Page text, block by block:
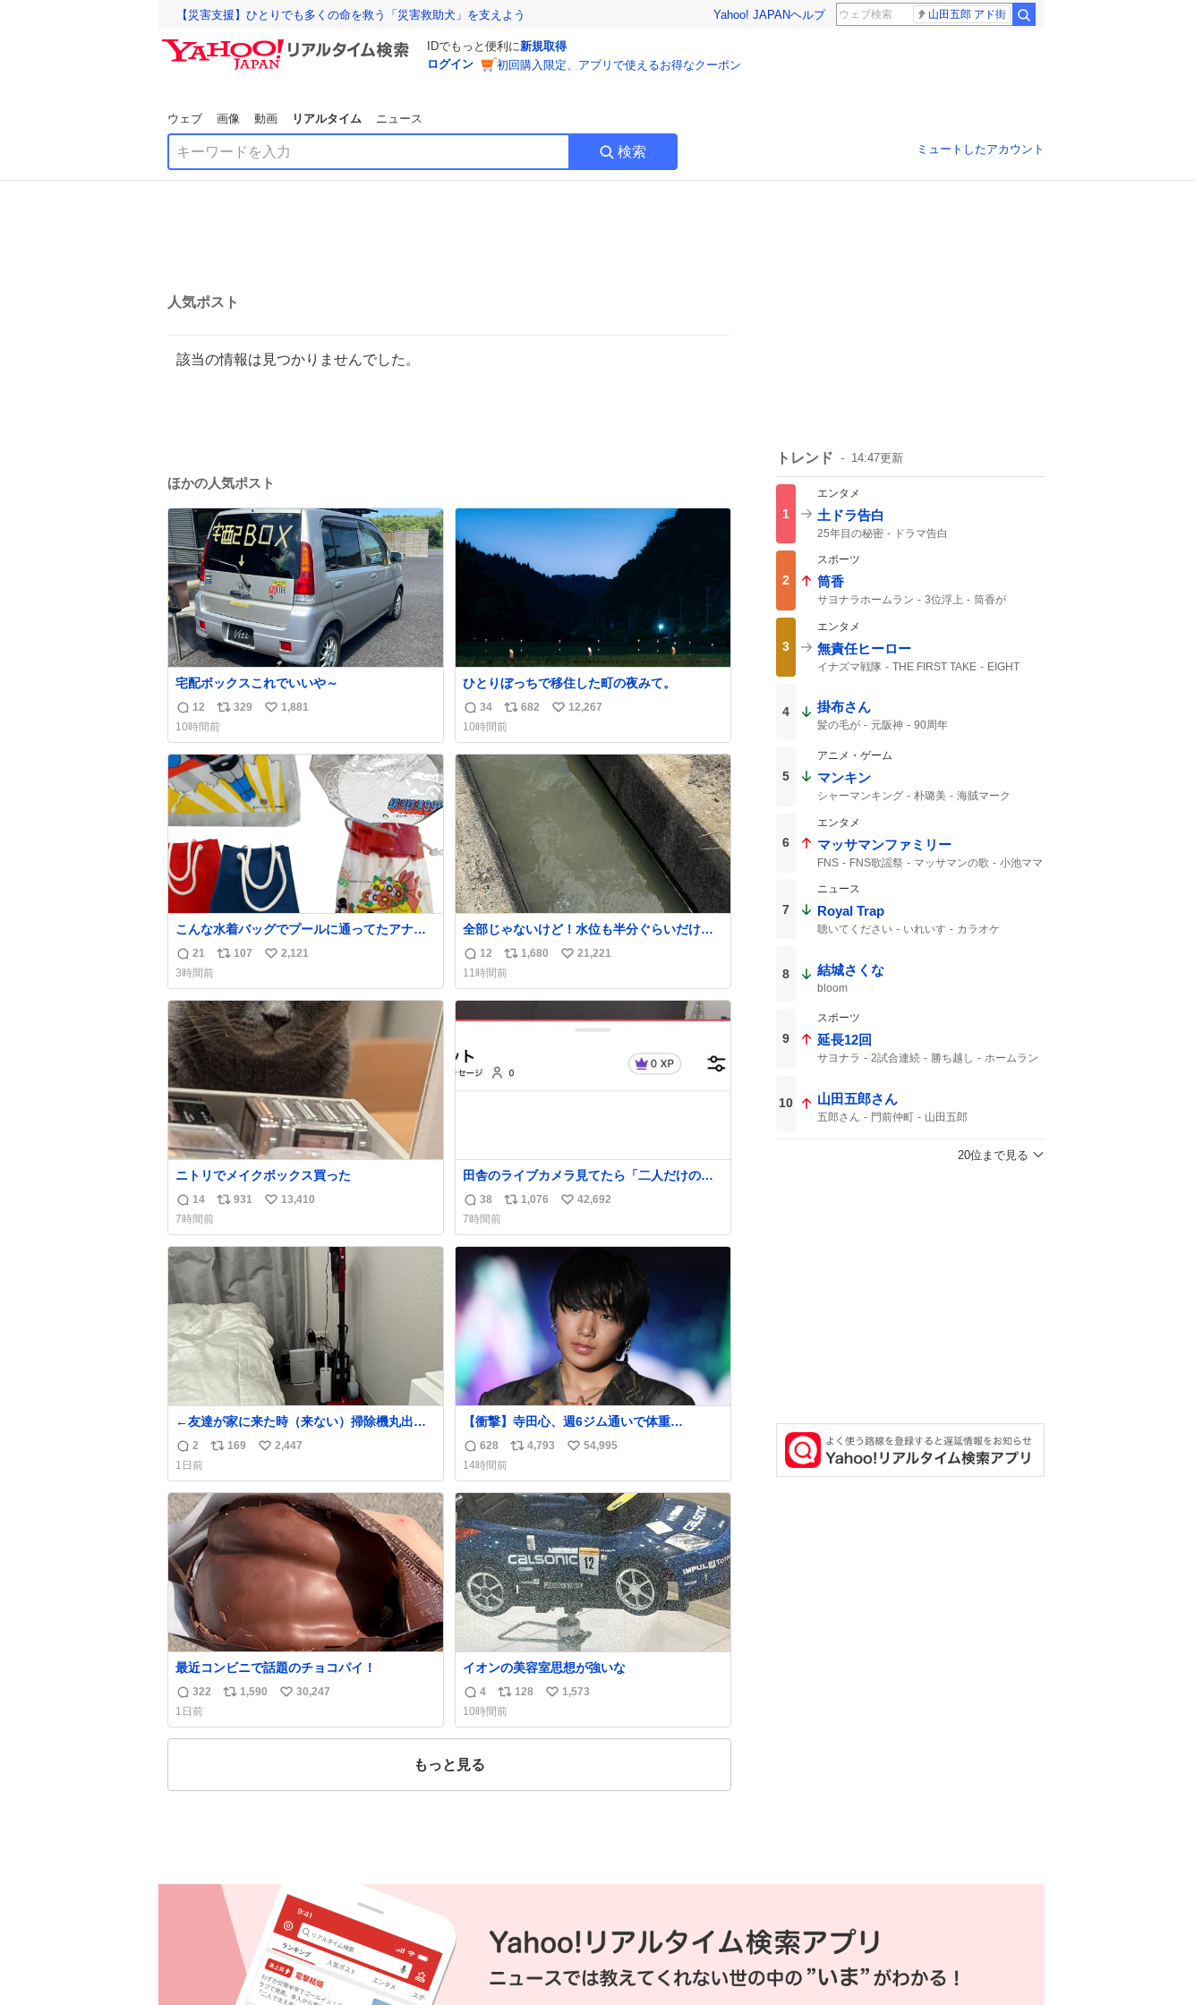
【災害支援】ひとりでも多くの命を救う「災害救助犬」を支えよう Yahoo! JAPANヘルプ 山田五郎 アド街
IDでもっと便利に新規取得
ログイン
初回購入限定、アプリで使えるお得なクーポン
ウェブ 画像 動画 リアルタイム ニュース
検索 ミュートしたアカウント
人気ポスト
該当の情報は見つかりませんでした。
ほかの人気ポスト
宅配ボックスこれでいいや～
返
信
数
12
リ
ポ
ス
ト
数
329
い
ね
数
1,881
10時間前
ひとりぼっちで移住した町の夜みて。
返
信
数
34
リ
ポ
ス
682
い
ね
数
12,267
10時間前
こんな水着バッグでプールに通ってたアナ
タ、完全なる同世代（笑） #70年代 #80年
代 #昭和レトロ
返
信
数
21
リ
ス
ト
数
107
い
ね
数
2,121
3時間前
全部じゃないけど！水位も半分ぐらいだけ
ど！水が来はじめたよ！！！ 作業してくれた
方々ありがとーーー
ー！！！！！！！！！！！！！！！！！！！
！！！！！！！
返
信
数
12
リ
ポ
ス
ト
1,680
い
ね
数
21,221
11時間前
ニトリでメイクボックス買った
返
信
数
14
リ
ス
数
931
い
ね
数
13,410
7時間前
田舎のライブカメラ見てたら「二人だけの世
界」を発見した
返
信
数
38
リ
ス
ト
1,076
い
ね
数
42,692
7時間前
←友達が家に来た時（来ない）掃除機丸出し
返
信
数
2
リ
ス
ト
数
169
い
ね
数
2,447
1日前
【衝撃】寺田心、週6ジム通いで体重
62kg→82kgに 110kgのベンチプレス持ち上
げる姿披露
news.livedoor.com/article/detail… 元々自重
のみだったが、更に筋肉を大きくするためジ
ム通いを開始。筋肉増量のためおにぎり10
個、ゼリー飲料3～4本、パスタと毎日4千kcal
オーバーの食事を摂取し、増量したという。
返
信
数
628
リ
ス
ト
数
4,793
い
ね
数
54,995
14時間前
最近コンビニで話題のチョコパイ！
返
信
数
322
リ
ス
1,590
い
ね
30,247
1日前
イオンの美容室思想が強いな
返
信
数
4
リ
ポ
ス
128
い
ね
1,573
10時間前
もっと見る
トレンド 14:47更新
1
エンタメ
土ドラ告白
25年目の秘密 ドラマ告白
2
スポーツ
筒香
サヨナラホームラン 3位浮上
筒香が
サヨナラ勝ち
サヨナラ
筒香キャプテン
47分
ハマスタ
3
エンタメ
無責任ヒーロー
イナズマ戦隊 THE FIRST TAKE
EIGHT
4 掛布さん
髪の毛が 元阪神 90周年
5
アニメ・ゲーム
マンキン
シャーマンキング 朴璐美
海賊マーク
6
エンタメ
マッサマンファミリー
FNS FNS歌謡祭 マッサマンの歌
小池ママ
マッサマンママ
7
ニュース
Royal Trap
聴いてください いれいす カラオケ
8 結城さくな
bloom
9
スポーツ
延長12回
サヨナラ 2試合連続 勝ち越し ホームラン
10 山田五郎さん
五郎さん 門前仲町 山田五郎
20位まで見る